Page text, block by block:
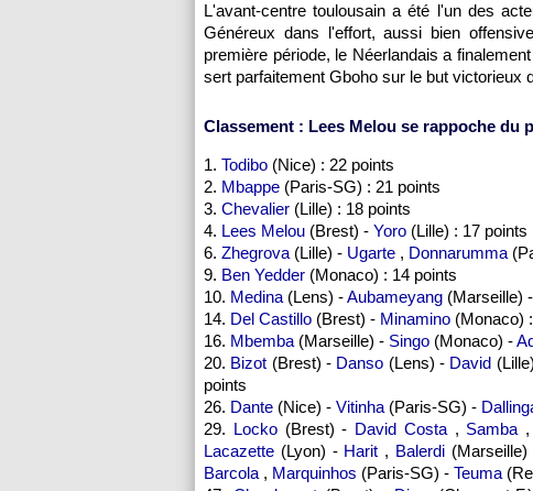
L'avant-centre toulousain a été l'un des
Généreux dans l'effort, aussi bien
première période, le Néerlandais a
sert parfaitement Gboho sur le but victorieux
Classement : Lees Melou se rappoche du
1. Todibo (Nice) : 22 points
2. Mbappe (Paris-SG) : 21 points
3. Chevalier (Lille) : 18 points
4. Lees Melou (Brest) - Yoro (Lille) : 17 points
6. Zhegrova (Lille) - Ugarte , Donnarumma
9. Ben Yedder (Monaco) : 14 points
10. Medina (Lens) -Aubameyang (Marseille) -
14. Del Castillo (Brest) - Minamino (Monaco)
16. Mbemba (Marseille) - Singo (Monaco) -
20. Bizot (Brest) - Danso (Lens) - David
points
26. Dante (Nice) - Vitinha (Paris-SG) -
29. Locko(Brest) - David Costa, Samba ,
Lacazette (Lyon) - Harit , Balerdi (Marseille)
Barcola , Marquinhos (Paris-SG) - Teuma